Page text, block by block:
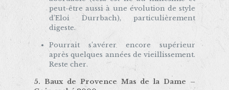
peut-être aussi à une évolution de style
d’Eloi Durrbach), particulièrement
digeste.
Pourrait s’avérer encore supérieur
après quelques années de vieillissement.
Reste cher.
5. Baux de Provence Mas de la Dame –